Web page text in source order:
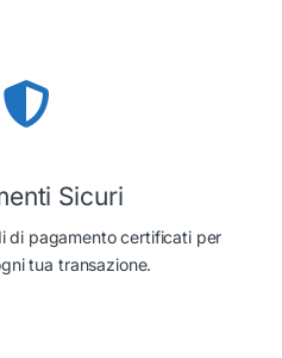
Sicuri
di pagamento certificati per
tua transazione.